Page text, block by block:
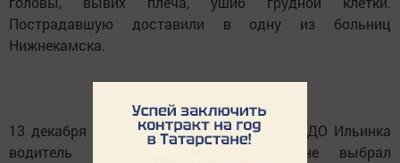
Пострадавшую доставили в одну из больниц
Нижнекамска.
13 декабря на автодороге Нижнекамск - СДО Ильинка
водитель автомобиля «ВАЗ-21093», не выбрал